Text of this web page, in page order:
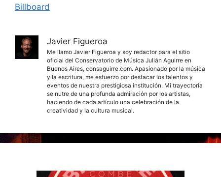
Billboard
Javier Figueroa
Me llamo Javier Figueroa y soy redactor para el sitio
oficial del Conservatorio de Música Julián Aguirre en
Buenos Aires, consaguirre.com. Apasionado por la música
y la escritura, me esfuerzo por destacar los talentos y
eventos de nuestra prestigiosa institución. Mi trayectoria
se nutre de una profunda admiración por los artistas,
haciendo de cada artículo una celebración de la
creatividad y la cultura musical.